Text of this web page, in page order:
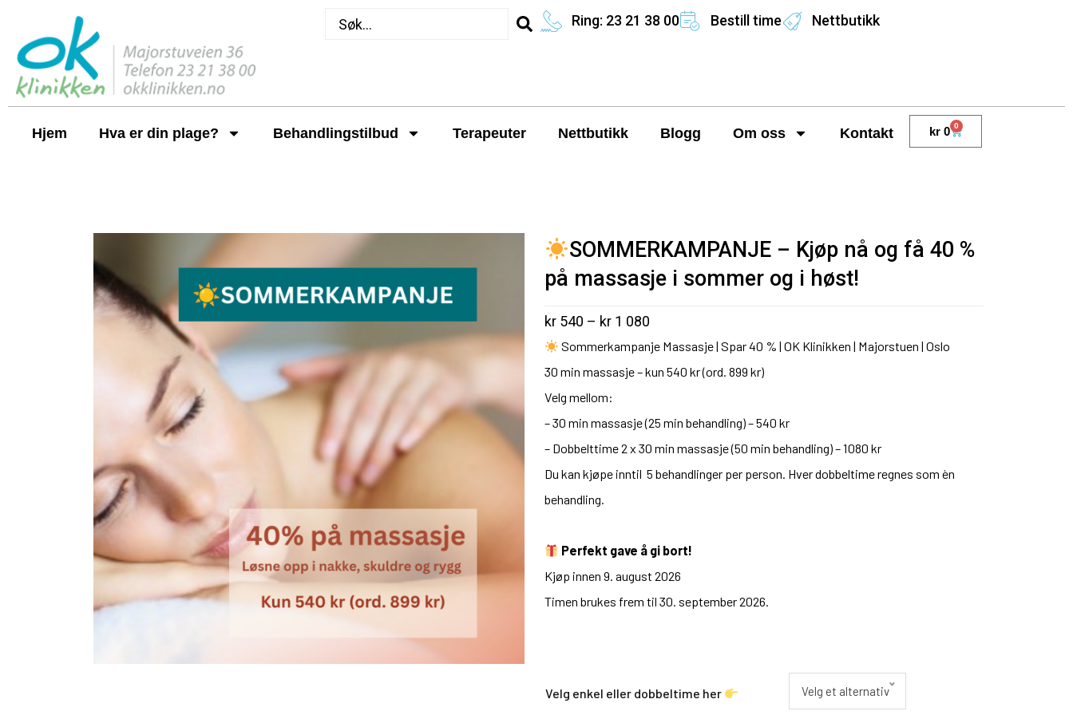
Ring: 23 21 38 00 Bestill time Nettbutikk
Hjem Hva er din plage? Behandlingstilbud Terapeuter Nettbutikk Blogg Om oss Kontakt kr 0 0
SOMMERKAMPANJE – Kjøp nå og få 40 %
på massasje i sommer og i høst!
kr 540 – kr 1 080
Sommerkampanje Massasje | Spar 40 % | OK Klinikken | Majorstuen | Oslo
30 min massasje – kun 540 kr (ord. 899 kr)
Velg mellom:
– 30 min massasje (25 min behandling) – 540 kr
– Dobbelttime 2 x 30 min massasje (50 min behandling) – 1080 kr
Du kan kjøpe inntil 5 behandlinger per person. Hver dobbeltime regnes som èn
behandling.
Perfekt gave å gi bort!
Kjøp innen 9. august 2026
Timen brukes frem til 30. september 2026.
Velg enkel eller dobbeltime her Velg et alternativ